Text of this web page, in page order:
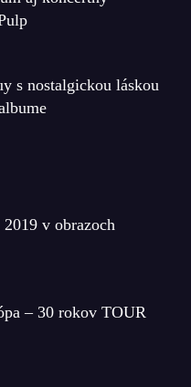
s nostalgickou láskou
v obrazoch
– 30 rokov TOUR